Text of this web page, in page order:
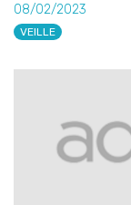
08/02/2023
VEILLE